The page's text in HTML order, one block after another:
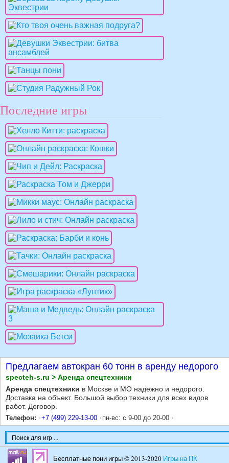
Последние игры
Предлагаем автокран 60 тонн в аренду недорого
specteh-s.ru > Аренда спецтехники
Аренда спецтехники в Москве и МО надежно и недорого.
Доставка на объект. Большой выбор техники для всех видов
работ. Договор.
Телефон: +7 (499) 229-13-00 пн-вс: с 9-00 до 20-00
Бесплатные пони игры © 2013-2020 Игры на ПК